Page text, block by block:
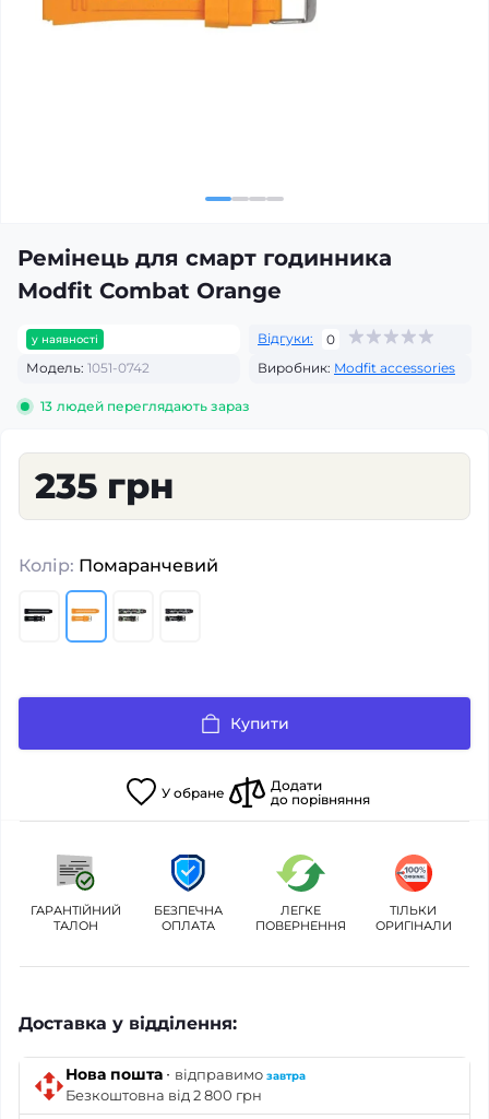
Ремінець для смарт годинника
Modfit Combat Orange
у наявності Відгуки:
0
Модель: 1051-0742 Виробник: Modfit accessories
13 людей переглядають зараз
235 грн
Колір: Помаранчевий
Купити
У обране
Додати
до порівняння
ГАРАНТІЙНИЙ
ТАЛОН
БЕЗПЕЧНА
ОПЛАТА
ЛЕГКЕ
ПОВЕРНЕННЯ
ТІЛЬКИ
ОРИГІНАЛИ
Доставка у відділення:
Нова пошта · відправимо завтра
Безкоштовна від 2 800 грн